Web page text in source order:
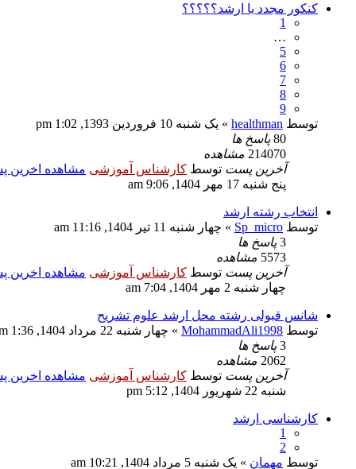
کنکور مجدد یا ارشد؟؟؟؟؟
1
…
5
6
7
8
9
توسط healthman » یک شنبه 10 فروردین 1393, 1:02 pm
80 پاسخ ها
214070 مشاهده
آخرین پست توسط کارشناس آموزشی مشاهده اخرین
پنج شنبه 17 مهر 1404, 9:06 am
انتخاب رشته ارشد
توسط Sp_micro » چهار شنبه 11 تیر 1404, 11:16 am
3 پاسخ ها
5573 مشاهده
آخرین پست توسط کارشناس آموزشی مشاهده اخرین
چهار شنبه 2 مهر 1404, 7:04 am
شانس قبولی رشته محل ارشد علوم تشریح
توسط MohammadAli1998 » چهار شنبه 22 مرداد 1404, 1:36 am
3 پاسخ ها
2062 مشاهده
آخرین پست توسط کارشناس آموزشی مشاهده اخرین
شنبه 22 شهریور 1404, 5:12 pm
کارشناسی ارشد
1
2
توسط مهمان » یک شنبه 5 مرداد 1404, 10:21 am